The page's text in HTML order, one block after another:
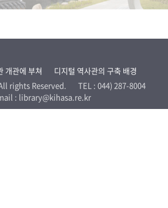
개관에 부쳐
디지털 역사관의 구축 배경
rights Reserved.
TEL : 044) 287-8004
: library@kihasa.re.kr